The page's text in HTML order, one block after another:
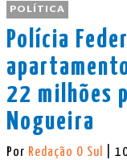
POLÍTICA
Polícia
22 milhões
Nogueira
Por Redação O Sul |